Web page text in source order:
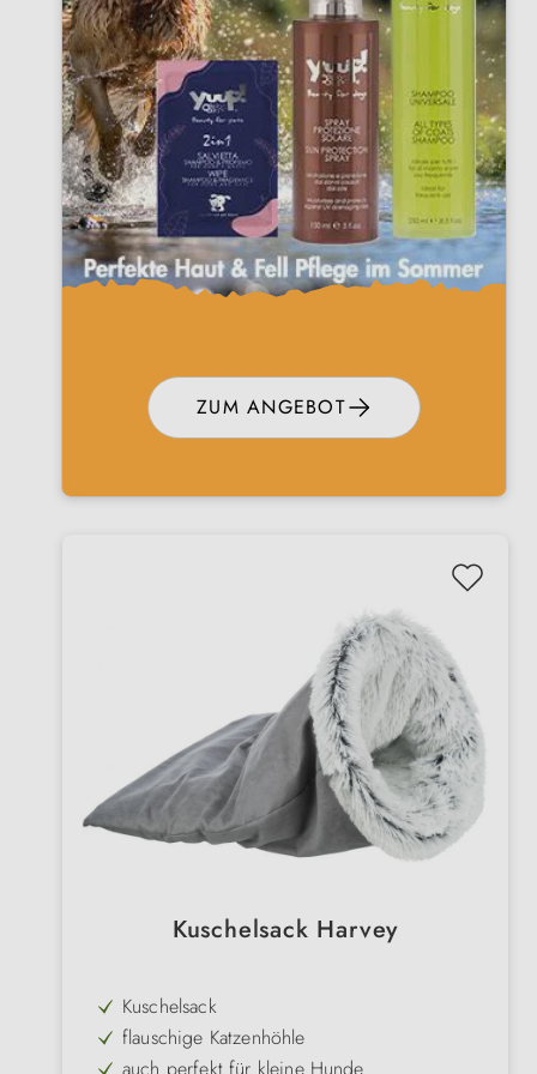
ZUM ANGEBOT
Kuschelsack Harvey
Kuschelsack
flauschige Katzenhöhle